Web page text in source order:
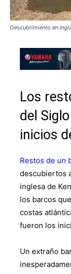
Descubrimiento en
Los
del
inicios
Restos de un
descubiertos
inglesa de
los barcos
costas
fueron los
Un extraño